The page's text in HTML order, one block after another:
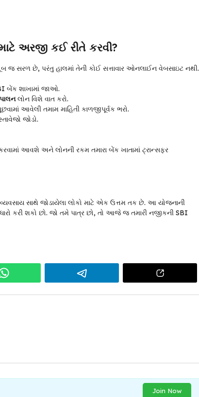
અરજી કઈ રીતે કરવી?
જ સરળ છે, પરંતુ હાલમાં તેની કોઈ સત્તાવાર ઓનલાઈન વેબસાઇટ નથી.
બેંક શાખામાં જાઓ.
લોન વિશે વાત કરો.
આવેલી તમામ માહિતી કાળજીપૂર્વક ભરો.
જોડો.
આવશે અને લોનની રકમ તમારા બેંક ખાતામાં ટ્રાન્સફર
સાથે જોડાયેલા લોકો માટે એક ઉત્તમ તક છે. આ યોજનાની
કરી શકો છો. જો તમે પાત્ર છો, તો આજે જ તમારી નજીકની SBI
Join Now